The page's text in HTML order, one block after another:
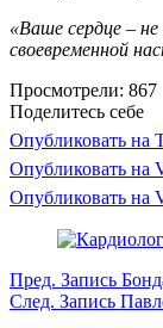
«Ваше сердце –
своевременной
Просмотрели: 867
Поделитесь себе
Опубликовать на
Опубликовать на
Опубликовать на
Пред. Запись
След. Запись